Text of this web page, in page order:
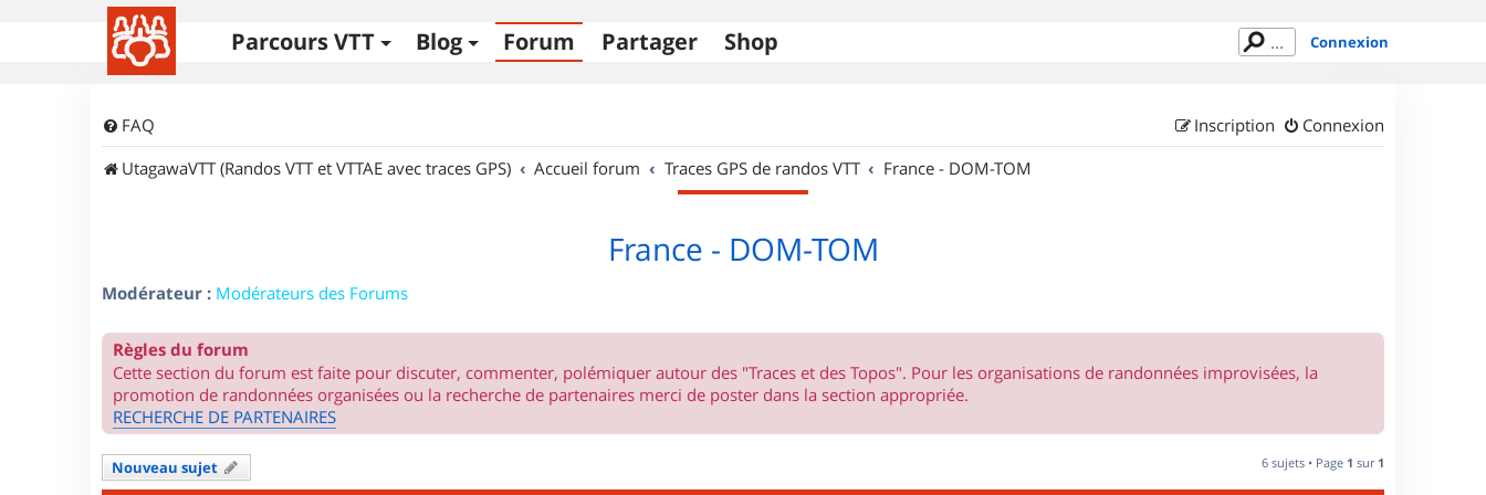
Parcours VTT Blog Forum Partager Shop Connexion
FAQ Connexion
Inscription
UtagawaVTT (Randos VTT et VTTAE avec traces GPS)
Accueil forum Traces GPS de randos VTT France - DOM-TOM
France - DOM-TOM
Modérateur : Modérateurs des Forums
Règles du forum
Cette section du forum est faite pour discuter, commenter, polémiquer autour des "Traces et des Topos". Pour les organisations de randonnées improvisées, la
promotion de randonnées organisées ou la recherche de partenaires merci de poster dans la section appropriée.
RECHERCHE DE PARTENAIRES
Nouveau sujet 6 sujets • Page 1 sur 1